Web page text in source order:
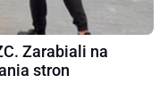
Zarabiali na
stron